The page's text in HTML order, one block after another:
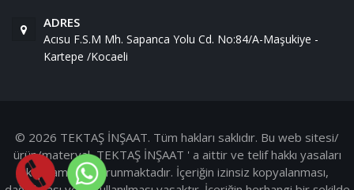
ADRES
Acısu F.S.M Mh. Sapanca Yolu Cd. No:84/A-Maşukiye -
Kartepe /Kocaeli
© 2026 TEKTAŞ İNŞAAT. Tüm hakları saklıdır. Bu web sitesi/
ürün/materyal, TEKTAŞ İNŞAAT ' a aittir ve telif hakkı yasaları
kapsamında korunmaktadır. İçeriğin izinsiz kopyalanması,